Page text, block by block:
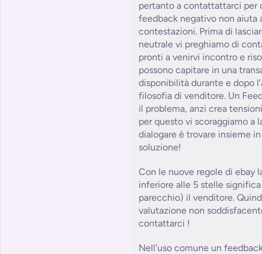
pertanto a contattattarci per
feedback negativo non aiuta
contestazioni. Prima di
neutrale vi preghiamo di
pronti a venirvi incontro e
possono capitare in una
disponibilità durante e dopo
filosofia di venditore. Un
il problema, anzi crea
per questo vi scoraggiamo a
dialogare è trovare insieme
soluzione!
Con le nuove regole di ebay
inferiore alle 5 stelle
parecchio) il venditore.
valutazione non
contattarci !
Nell’uso comune un